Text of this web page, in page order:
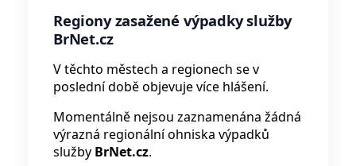
Regiony zasažené výpadky služby
BrNet.cz
V těchto městech a regionech se v
poslední době objevuje více hlášení.
Momentálně nejsou zaznamenána žádná
výrazná regionální ohniska výpadků
služby BrNet.cz.